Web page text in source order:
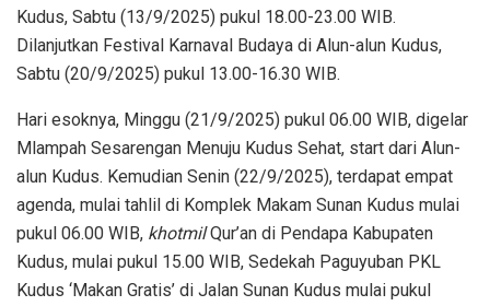
Kudus, Sabtu (13/9/2025) pukul 18.00-23.00 WIB.
Dilanjutkan Festival Karnaval Budaya di Alun-alun Kudus,
Sabtu (20/9/2025) pukul 13.00-16.30 WIB.
Hari esoknya, Minggu (21/9/2025) pukul 06.00 WIB, digelar
Mlampah Sesarengan Menuju Kudus Sehat, start dari Alun-
alun Kudus. Kemudian Senin (22/9/2025), terdapat empat
agenda, mulai tahlil di Komplek Makam Sunan Kudus mulai
pukul 06.00 WIB, khotmilQur’an di Pendapa Kabupaten
Kudus, mulai pukul 15.00 WIB, Sedekah Paguyuban PKL
Kudus ‘Makan Gratis’ di Jalan Sunan Kudus mulai pukul